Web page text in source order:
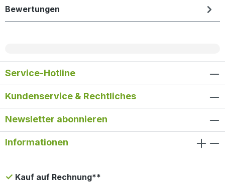
Bewertungen
Service-Hotline
Kundenservice & Rechtliches
Newsletter abonnieren
Informationen
Kauf auf Rechnung**